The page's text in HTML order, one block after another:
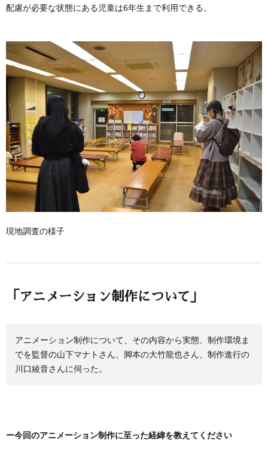
配慮が必要な状態にある児童は6年生まで利用できる。
現地調査の様子
「アニメーション制作について」
アニメーション制作について、その内容から実態、制作環境ま
でを監督の山下マナトさん、脚本の大竹龍也さん、制作進行の
川口綾音さんに伺った。
ー今回のアニメーション制作に至った経緯を教えてください